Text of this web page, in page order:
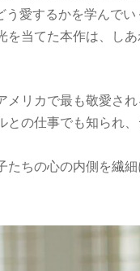
う愛するかを学んで
を当てた本作は、し
リカで最も敬愛され
との仕事でも知られ
たちの心の内側を繊